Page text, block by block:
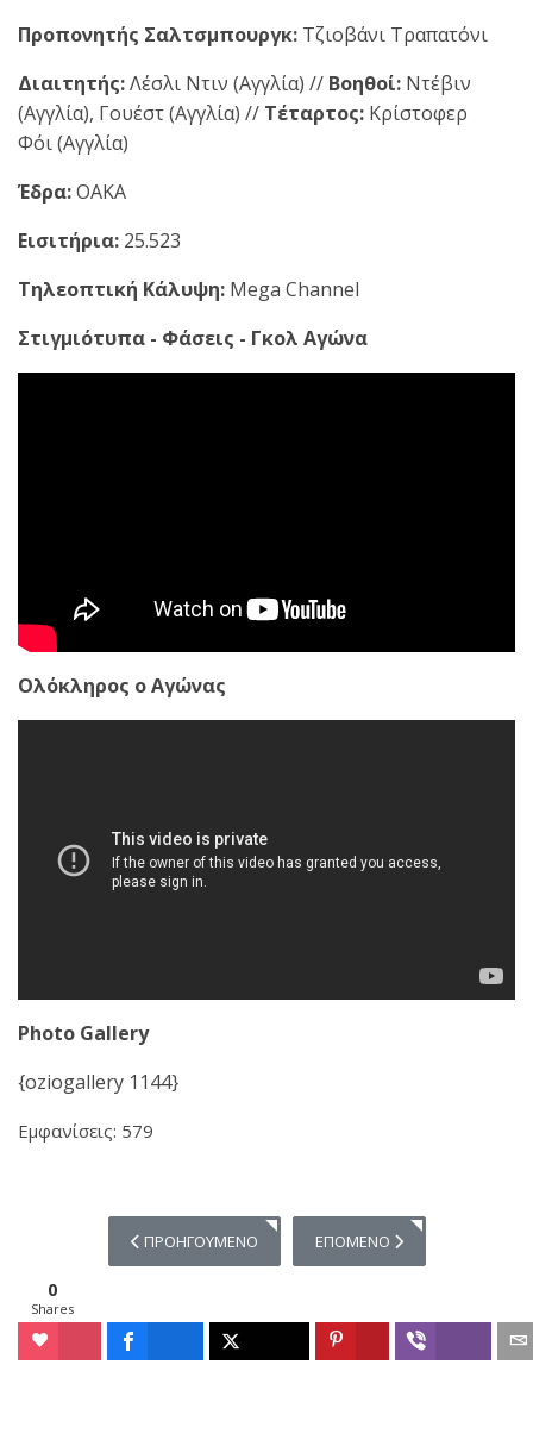
Προπονητής Σαλτσμπουργκ: Τζιοβάνι Τραπατόνι
Διαιτητής:Λέσλι Ντιν (Αγγλία) // Βοηθοί: Ντέβιν
(Αγγλία), Γουέστ (Αγγλία) // Τέταρτος: Κρίστοφερ
Φόι (Αγγλία)
Έδρα:ΟΑΚΑ
Εισιτήρια: 25.523
Τηλεοπτική Κάλυψη: Mega Channel
Στιγμιότυπα - Φάσεις - Γκολ Αγώνα
Ολόκληρος ο Αγώνας
Photo Gallery
{oziogallery 1144}
Εμφανίσεις: 579
ΠΡΟΗΓΟΎΜΕΝΟ ΆΡΘΡΟ: 20/9/2017 ΑΕΚ - ΛΑΜΊΑ 2-0
ΠΡΟΗΓΟΎΜΕΝΟ ΕΠΌΜΕΝΟ ΆΡΘΡΟ: 20
ΕΠΌΜΕΝΟ
0
Shares